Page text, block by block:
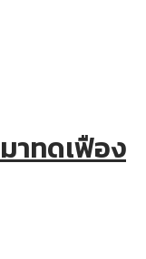
าทดเฟือง